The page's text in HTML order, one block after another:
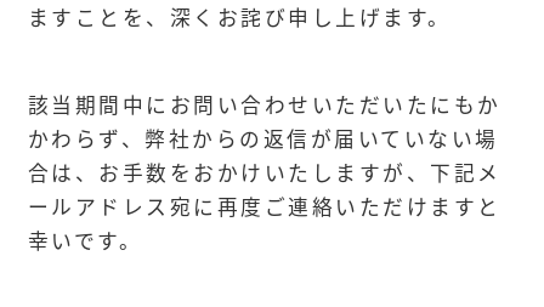
ますことを、深くお詫び申し上げます。
該当期間中にお問い合わせいただいたにもか
かわらず、弊社からの返信が届いていない場
合は、お手数をおかけいたしますが、下記メ
ールアドレス宛に再度ご連絡いただけますと
幸いです。